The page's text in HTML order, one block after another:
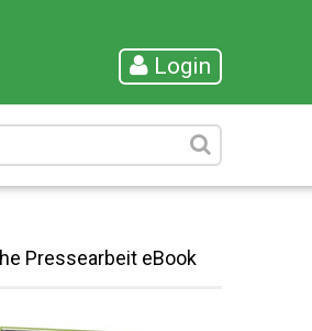
Login
Pressearbeit eBook